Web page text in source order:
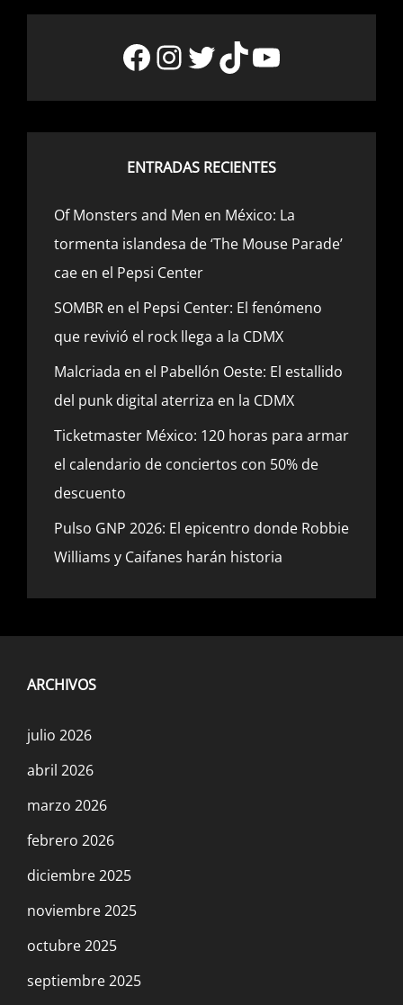
Facebook
Instagram
Twitter
TikTok
YouTube
ENTRADAS RECIENTES
Of Monsters and Men en México: La
tormenta islandesa de ‘The Mouse Parade’
cae en el Pepsi Center
SOMBR en el Pepsi Center: El fenómeno
que revivió el rock llega a la CDMX
Malcriada en el Pabellón Oeste: El estallido
del punk digital aterriza en la CDMX
Ticketmaster México: 120 horas para armar
el calendario de conciertos con 50% de
descuento
Pulso GNP 2026: El epicentro donde Robbie
Williams y Caifanes harán historia
ARCHIVOS
julio 2026
abril 2026
marzo 2026
febrero 2026
diciembre 2025
noviembre 2025
octubre 2025
septiembre 2025